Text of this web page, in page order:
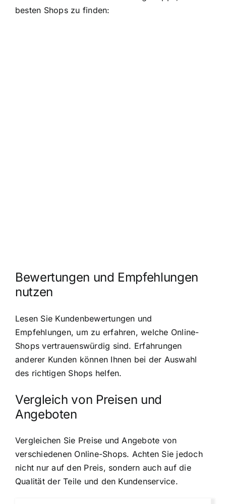
besten Shops zu finden:
Bewertungen und Empfehlungen
nutzen
Lesen Sie Kundenbewertungen und
Empfehlungen, um zu erfahren, welche Online-
Shops vertrauenswürdig sind. Erfahrungen
anderer Kunden können Ihnen bei der Auswahl
des richtigen Shops helfen.
Vergleich von Preisen und
Angeboten
Vergleichen Sie Preise und Angebote von
verschiedenen Online-Shops. Achten Sie jedoch
nicht nur auf den Preis, sondern auch auf die
Qualität der Teile und den Kundenservice.